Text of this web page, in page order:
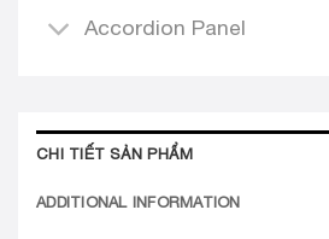
Accordion Panel
CHI TIẾT SẢN PHẨM
ADDITIONAL INFORMATION